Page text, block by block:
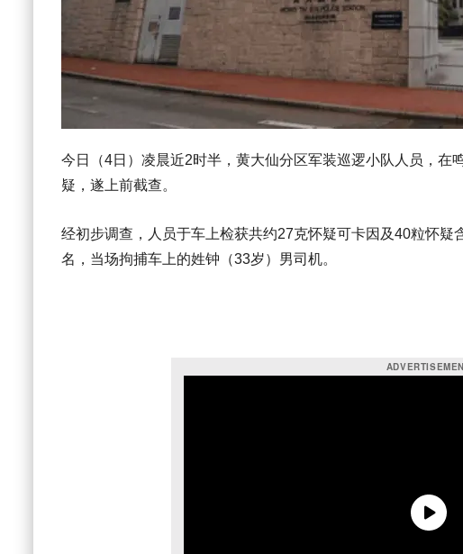
今日（4日）凌晨近2时半，黄大仙分区军装巡逻小队人员，在
疑，遂上前截查。
经初步调查，人员于车上检获共约27克怀疑可卡因及40粒怀疑
名，当场拘捕车上的姓钟（33岁）男司机。